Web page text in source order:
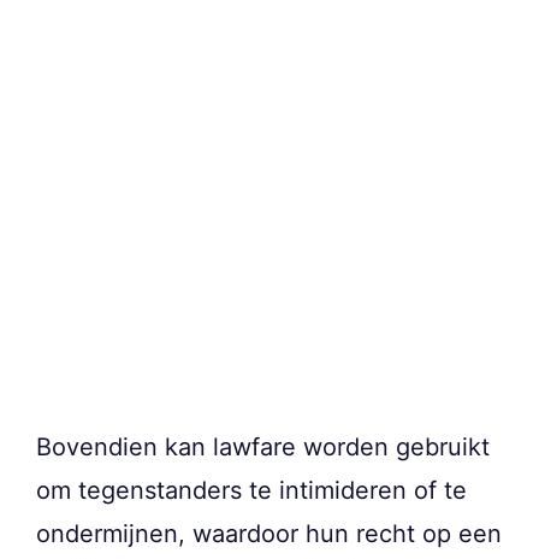
Bovendien kan lawfare worden gebruikt
om tegenstanders te intimideren of te
ondermijnen, waardoor hun recht op een